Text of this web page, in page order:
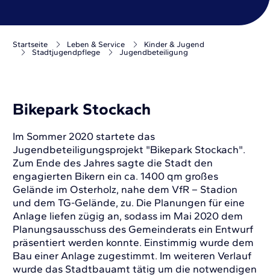
Startseite Leben & Service
Kinder & Jugend
Stadtjugendpflege
Jugendbeteiligung
Bikepark Stockach
Im Sommer 2020 startete das
Jugendbeteiligungsprojekt "Bikepark Stockach".
Zum Ende des Jahres sagte die Stadt den
engagierten Bikern ein ca. 1400 qm großes
Gelände im Osterholz, nahe dem VfR – Stadion
und dem TG-Gelände, zu. Die Planungen für eine
Anlage liefen zügig an, sodass im Mai 2020 dem
Planungsausschuss des Gemeinderats ein Entwurf
präsentiert werden konnte. Einstimmig wurde dem
Bau einer Anlage zugestimmt. Im weiteren Verlauf
wurde das Stadtbauamt tätig um die notwendigen